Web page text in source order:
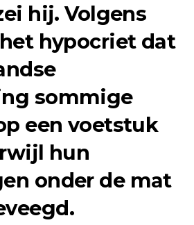
hij. Volgens
hypocriet dat
sommige
een voetstuk
hun
onder de mat